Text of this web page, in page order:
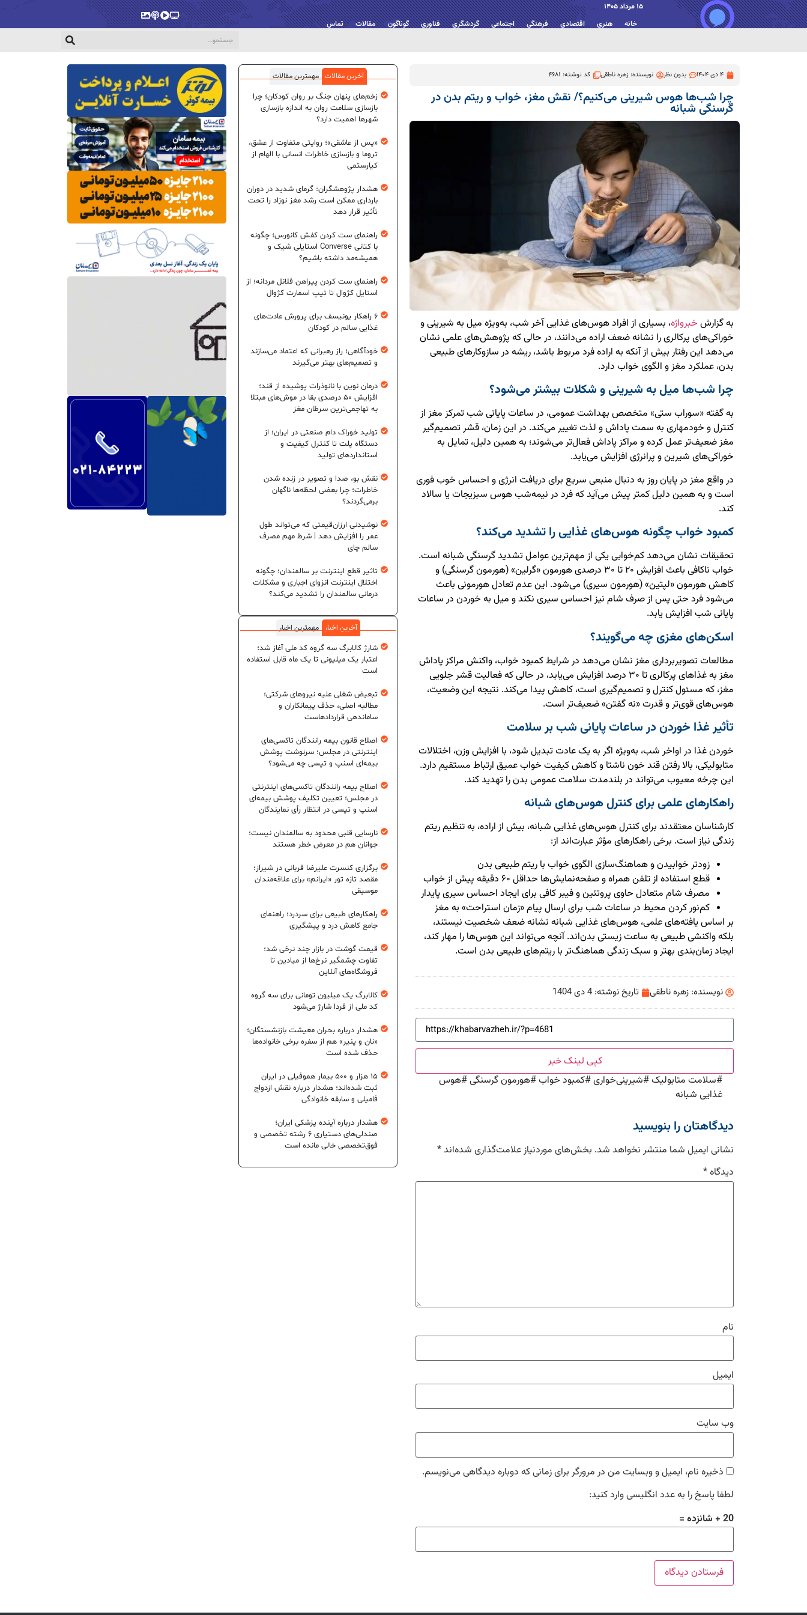
15 مرداد 1405
خانه هنری اقتصادی فرهنگی اجتماعی گردشگری فناوری گوناگون مقالات تماس
پخش‌زندهویدیو
پادکستگالری
4 دی 1404 بدون نظر نویسنده:زهره ناطقی کد نوشته: 4681
چرا شب‌ها هوس شیرینی می‌کنیم؟/ نقش مغز، خواب و ریتم بدن در
گرسنگی شبانه
به گزارش خبرواژه، بسیاری از افراد هوس‌های غذایی آخر شب، به‌ویژه میل به شیرینی و
خوراکی‌های پرکالری را نشانه ضعف اراده می‌دانند، در حالی که پژوهش‌های علمی نشان
می‌دهد این رفتار بیش از آنکه به اراده فرد مربوط باشد، ریشه در سازوکارهای طبیعی
بدن، عملکرد مغز و الگوی خواب دارد.
چرا شب‌ها میل به شیرینی و شکلات بیشتر می‌شود؟
به گفته «سوراب ستی» متخصص بهداشت عمومی، در ساعات پایانی شب تمرکز مغز از
کنترل و خودمهاری به سمت پاداش و لذت تغییر می‌کند. در این زمان، قشر تصمیم‌گیر
مغز ضعیف‌تر عمل کرده و مراکز پاداش فعال‌تر می‌شوند؛ به همین دلیل، تمایل به
خوراکی‌های شیرین و پرانرژی افزایش می‌یابد.
در واقع مغز در پایان روز به دنبال منبعی سریع برای دریافت انرژی و احساس خوب فوری
است و به همین دلیل کمتر پیش می‌آید که فرد در نیمه‌شب هوس سبزیجات یا سالاد
کند.
کمبود خواب چگونه هوس‌های غذایی را تشدید می‌کند؟
تحقیقات نشان می‌دهد کم‌خوابی یکی از مهم‌ترین عوامل تشدید گرسنگی شبانه است.
خواب ناکافی باعث افزایش ۲۰ تا ۳۰ درصدی هورمون «گرلین» (هورمون گرسنگی) و
کاهش هورمون «لپتین» (هورمون سیری) می‌شود. این عدم تعادل هورمونی باعث
می‌شود فرد حتی پس از صرف شام نیز احساس سیری نکند و میل به خوردن در ساعات
پایانی شب افزایش یابد.
اسکن‌های مغزی چه می‌گویند؟
مطالعات تصویربرداری مغز نشان می‌دهد در شرایط کمبود خواب، واکنش مراکز پاداش
مغز به غذاهای پرکالری تا ۳۰ درصد افزایش می‌یابد، در حالی که فعالیت قشر جلویی
مغز، که مسئول کنترل و تصمیم‌گیری است، کاهش پیدا می‌کند. نتیجه این وضعیت،
هوس‌های قوی‌تر و قدرت «نه گفتن» ضعیف‌تر است.
تأثیر غذا خوردن در ساعات پایانی شب بر سلامت
خوردن غذا در اواخر شب، به‌ویژه اگر به یک عادت تبدیل شود، با افزایش وزن، اختلالات
متابولیکی، بالا رفتن قند خون ناشتا و کاهش کیفیت خواب عمیق ارتباط مستقیم دارد.
این چرخه معیوب می‌تواند در بلندمدت سلامت عمومی بدن را تهدید کند.
راهکارهای علمی برای کنترل هوس‌های شبانه
کارشناسان معتقدند برای کنترل هوس‌های غذایی شبانه، بیش از اراده، به تنظیم ریتم
زندگی نیاز است. برخی راهکارهای مؤثر عبارت‌اند از:
زودتر خوابیدن و هماهنگ‌سازی الگوی خواب با ریتم طبیعی بدن
قطع استفاده از تلفن همراه و صفحه‌نمایش‌ها حداقل ۶۰ دقیقه پیش از خواب
مصرف شام متعادل حاوی پروتئین و فیبر کافی برای ایجاد احساس سیری پایدار
کم‌نور کردن محیط در ساعات شب برای ارسال پیام «زمان استراحت» به مغز
بر اساس یافته‌های علمی، هوس‌های غذایی شبانه نشانه ضعف شخصیت نیستند،
بلکه واکنشی طبیعی به ساعت زیستی بدن‌اند. آنچه می‌تواند این هوس‌ها را مهار کند،
ایجاد زمان‌بندی بهتر و سبک زندگی هماهنگ‌تر با ریتم‌های طبیعی بدن است.
نویسنده: زهره ناطقی تاریخ نوشته: 4 دی 1404
کپی لینک خبر
#سلامت متابولیک#شیرینی‌خواری#کمبود خواب#هورمون گرسنگی#هوس
غذایی شبانه
دیدگاهتان را بنویسید
نشانی ایمیل شما منتشر نخواهد شد. بخش‌های موردنیاز علامت‌گذاری شده‌اند*
دیدگاه*
نام
ایمیل
وب‌ سایت
ذخیره نام، ایمیل و وبسایت من در مرورگر برای زمانی که دوباره دیدگاهی می‌نویسم.
لطفا پاسخ را به عدد انگلیسی وارد کنید:
20 + شانزده =
آخرین مقالات مهمترین مقالات
زخم‌های پنهان جنگ بر روان کودکان؛ چرا
بازسازی سلامت روان به اندازه بازسازی
شهرها اهمیت دارد؟
«پس از عاشقی»؛ روایتی متفاوت از عشق،
تروما و بازسازی خاطرات انسانی با الهام از
کیارستمی
هشدار پژوهشگران: گرمای شدید در دوران
بارداری ممکن است رشد مغز نوزاد را تحت
تأثیر قرار دهد
راهنمای ست کردن کفش کانورس؛ چگونه
با کتانی Converse استایلی شیک و
همیشه‌مد داشته باشیم؟
راهنمای ست کردن پیراهن فلانل مردانه؛ از
استایل کژوال تا تیپ اسمارت کژوال
۶ راهکار یونیسف برای پرورش عادت‌های
غذایی سالم در کودکان
خودآگاهی؛ راز رهبرانی که اعتماد می‌سازند
و تصمیم‌های بهتر می‌گیرند
درمان نوین با نانوذرات پوشیده از قند؛
افزایش ۵۰ درصدی بقا در موش‌های مبتلا
به تهاجمی‌ترین سرطان مغز
تولید خوراک دام صنعتی در ایران؛ از
دستگاه پلت تا کنترل کیفیت و
استانداردهای تولید
نقش بو، صدا و تصویر در زنده شدن
خاطرات؛ چرا بعضی لحظه‌ها ناگهان
برمی‌گردند؟
نوشیدنی ارزان‌قیمتی که می‌تواند طول
عمر را افزایش دهد | شرط مهم مصرف
سالم چای
تاثیر قطع اینترنت بر سالمندان؛ چگونه
اختلال اینترنت انزوای اجباری و مشکلات
درمانی سالمندان را تشدید می‌کند؟
آخرین اخبار
مهمترین اخبار
شارژ کالابرگ سه گروه کد ملی آغاز شد؛
اعتبار یک میلیونی تا یک ماه قابل استفاده
است
تبعیض شغلی علیه نیروهای شرکتی؛
مطالبه اصلی، حذف پیمانکاران و
ساماندهی قراردادهاست
اصلاح قانون بیمه رانندگان تاکسی‌های
اینترنتی در مجلس؛ سرنوشت پوشش
بیمه‌ای اسنپ و تپسی چه می‌شود؟
اصلاح بیمه رانندگان تاکسی‌های اینترنتی
در مجلس؛ تعیین تکلیف پوشش بیمه‌ای
اسنپ و تپسی در انتظار رأی نمایندگان
نارسایی قلبی محدود به سالمندان نیست؛
جوانان هم در معرض خطر هستند
برگزاری کنسرت علیرضا قربانی در شیراز؛
مقصد تازه تور «ایرانم» برای علاقه‌مندان
موسیقی
راهکارهای طبیعی برای سردرد؛ راهنمای
جامع کاهش درد و پیشگیری
قیمت گوشت در بازار چند نرخی شد؛
تفاوت چشمگیر نرخ‌ها از میادین تا
فروشگاه‌های آنلاین
کالابرگ یک میلیون تومانی برای سه گروه
کد ملی از فردا شارژ می‌شود
هشدار درباره بحران معیشت بازنشستگان؛
«نان و پنیر» هم از سفره برخی خانواده‌ها
حذف شده است
۱۵ هزار و ۵۰۰ بیمار هموفیلی در ایران
ثبت شده‌اند؛ هشدار درباره نقش ازدواج
فامیلی و سابقه خانوادگی
هشدار درباره آینده پزشکی ایران؛
صندلی‌های دستیاری ۶ رشته تخصصی و
فوق‌تخصصی خالی مانده است